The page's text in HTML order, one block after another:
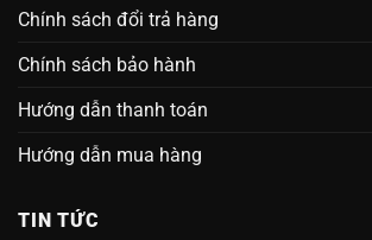
Chính sách đổi trả hàng
Chính sách bảo hành
Hướng dẫn thanh toán
Hướng dẫn mua hàng
TIN TỨC